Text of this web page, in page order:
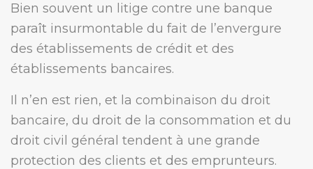
Bien souvent un litige contre une banque
paraît insurmontable du fait de l’envergure
des établissements de crédit et des
établissements bancaires.
Il n’en est rien, et la combinaison du droit
bancaire, du droit de la consommation et du
droit civil général tendent à une grande
protection des clients et des emprunteurs.